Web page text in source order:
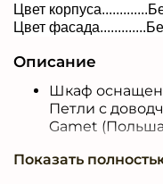
Цвет
Цвет фасада.............
Описание
Шкаф оснащен
Петли с
Gamet
Для установки
Показать